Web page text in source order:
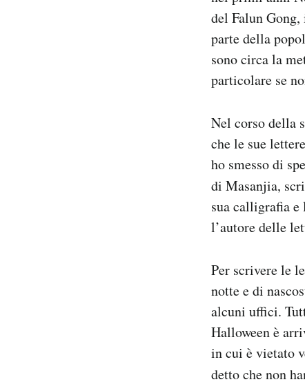
del Falun
parte della
sono circa la
particolare se
Nel corso della
che le sue
ho smesso di
di Masanjia,
sua calligrafia e
l’autore delle
Per scrivere le
notte e di
alcuni uffici.
Halloween è
in cui è vietato
detto che non